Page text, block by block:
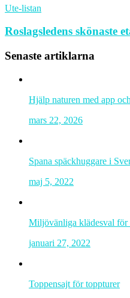
Ute-listan
Roslagsledens skönaste
Senaste artiklarna
Hjälp naturen med app
mars 22, 2026
Spana späckhuggare i
maj 5, 2022
Miljövänliga klädesval
januari 27, 2022
Toppensajt för toppturer